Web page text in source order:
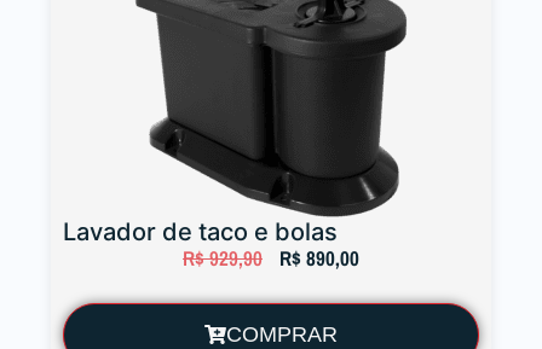
Lavador de taco e bolas
R$929,90 R$ 890,00
COMPRAR